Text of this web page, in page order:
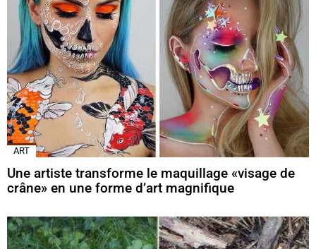
ART
Une artiste transforme le maquillage «visage de
crâne» en une forme d’art magnifique